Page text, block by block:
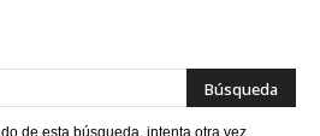
de esta búsqueda, intenta otra vez